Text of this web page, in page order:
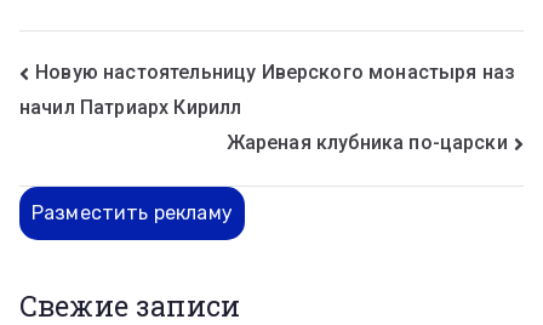
Новую настоятельницу Иверского монастыря наз
начил Патриарх Кирилл
Жареная клубника по-царски
Разместить рекламу
Свежие записи